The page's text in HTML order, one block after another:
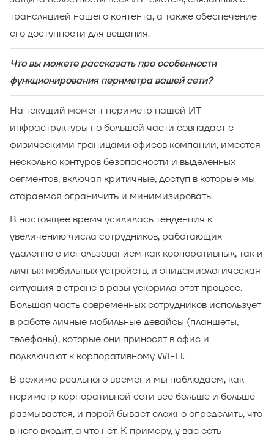
трансляцией нашего контента, а также обеспечение
его доступности для вещания.
Что вы можете рассказать про особенности
функционирования периметра вашей сети?
На текущий момент периметр нашей ИТ-
инфраструктуры по большей части совпадает с
физическими границами офисов компании, имеется
несколько контуров безопасности и выделенных
сегментов, включая критичные, доступ в которые мы
стараемся ограничить и минимизировать.
В настоящее время усилилась тенденция к
увеличению числа сотрудников, работающих
удаленно с использованием как корпоративных, так и
личных мобильных устройств, и эпидемиологическая
ситуация в стране в разы ускорила этот процесс.
Большая часть современных сотрудников использует
в работе личные мобильные девайсы (планшеты,
телефоны), которые они приносят в офис и
подключают к корпоративному Wi-Fi.
В режиме реального времени мы наблюдаем, как
периметр корпоративной сети все больше и больше
размывается, и порой бывает сложно определить, что
в него входит, а что нет. К примеру, у вас есть